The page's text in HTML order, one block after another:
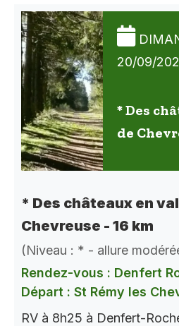
20/09/
* Des
de
* Des châteaux en
Chevreuse - 16 km
(Niveau : * - allure
Rendez-vous : Denfert
Départ : St Rémy les
RV à 8h25 à Denfert-